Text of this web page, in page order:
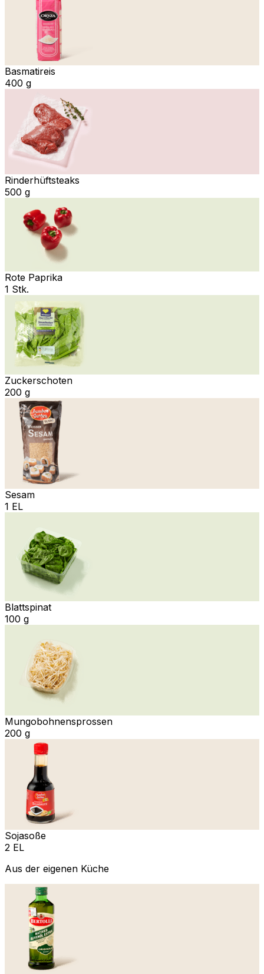
Basmatireis
400 g
Rinderhüftsteaks
500 g
Rote Paprika
1 Stk.
Zuckerschoten
200 g
Sesam
1 EL
Blattspinat
100 g
Mungobohnensprossen
200 g
Sojasoße
2 EL
Aus der eigenen Küche